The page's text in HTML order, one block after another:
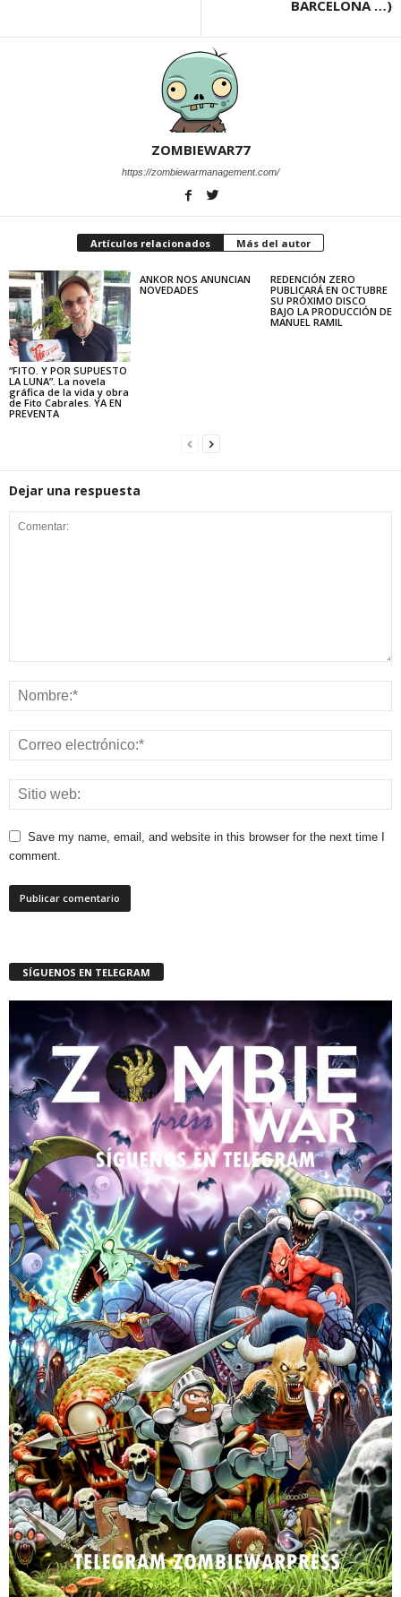
BARCELONA …)
ZOMBIEWAR77
https://zombiewarmanagement.com/
Artículos relacionados Más del autor
“FITO. Y POR SUPUESTO
LA LUNA”. La novela
gráfica de la vida y obra
de Fito Cabrales. YA EN
PREVENTA
ANKOR NOS ANUNCIAN
NOVEDADES
REDENCIÓN ZERO
PUBLICARÁ EN OCTUBRE
SU PRÓXIMO DISCO
BAJO LA PRODUCCIÓN DE
MANUEL RAMIL
Dejar una respuesta
Save my name, email, and website in this browser for the next time I
comment.
SÍGUENOS EN TELEGRAM